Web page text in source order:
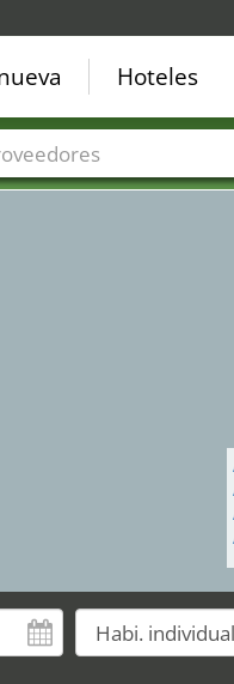
Hoteles
de proveedor de